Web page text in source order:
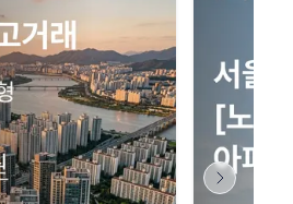
지도 연결 안내
활하지 않아 지도를 불러올 수 없습니다.
편을 드려 죄송합니다.